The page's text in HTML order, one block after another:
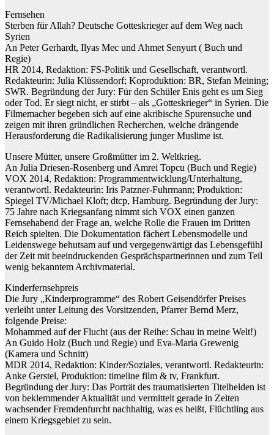
Fernsehen
Sterben für Allah? Deutsche Gotteskrieger auf dem Weg nach
Syrien
An Peter Gerhardt, Ilyas Mec und Ahmet Senyurt ( Buch und
Regie)
HR 2014, Redaktion: FS-Politik und Gesellschaft, verantwortl.
Redakteurin: Julia Klüssendorf; Koproduktion: BR, Stefan Meining;
SWR. Begründung der Jury: Für den Schüler Enis geht es um Sieg
oder Tod. Er siegt nicht, er stirbt – als „Gotteskrieger“ in Syrien. Die
Filmemacher begeben sich auf eine akribische Spurensuche und
zeigen mit ihren gründlichen Recherchen, welche drängende
Herausforderung die Radikalisierung junger Muslime ist.
Unsere Mütter, unsere Großmütter im 2. Weltkrieg.
An Julia Driesen-Rosenberg und Amrei Topcu (Buch und Regie)
VOX 2014, Redaktion: Programmentwicklung/Unterhaltung,
verantwortl. Redakteurin: Iris Patzner-Fuhrmann; Produktion:
Spiegel TV/Michael Kloft; dtcp, Hamburg. Begründung der Jury:
75 Jahre nach Kriegsanfang nimmt sich VOX einen ganzen
Fernsehabend der Frage an, welche Rolle die Frauen im Dritten
Reich spielten. Die Dokumentation fächert Lebensmodelle und
Leidenswege behutsam auf und vergegenwärtigt das Lebensgefühl
der Zeit mit beeindruckenden Gesprächspartnerinnen und zum Teil
wenig bekanntem Archivmaterial.
Kinderfernsehpreis
Die Jury „Kinderprogramme“ des Robert Geisendörfer Preises
verleiht unter Leitung des Vorsitzenden, Pfarrer Bernd Merz,
folgende Preise:
Mohammed auf der Flucht (aus der Reihe: Schau in meine Welt!)
An Guido Holz (Buch und Regie) und Eva-Maria Grewenig
(Kamera und Schnitt)
MDR 2014, Redaktion: Kinder/Soziales, verantwortl. Redakteurin:
Anke Gerstel, Produktion: timeline film & tv, Frankfurt.
Begründung der Jury: Das Porträt des traumatisierten Titelhelden ist
von beklemmender Aktualität und vermittelt gerade in Zeiten
wachsender Fremdenfurcht nachhaltig, was es heißt, Flüchtling aus
einem Kriegsgebiet zu sein.